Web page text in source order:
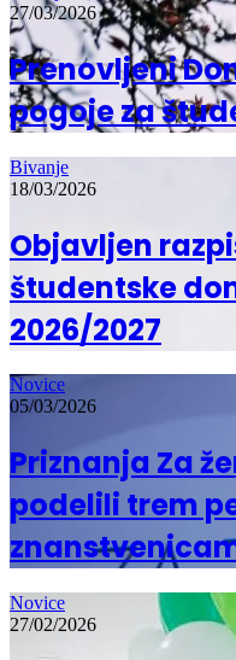
27/03/2026
Prenovljeni
pogoje za
Bivanje
18/03/2026
Objavljen
študentske
2026/2027
Novice
05/03/2026
Priznanja Za
podelili trem
Novice
27/02/2026